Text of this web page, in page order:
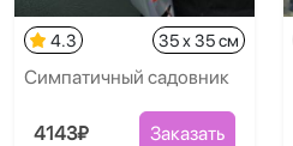
4.3 35 x 35 см
Симпатичный садовник
4143₽ Заказать